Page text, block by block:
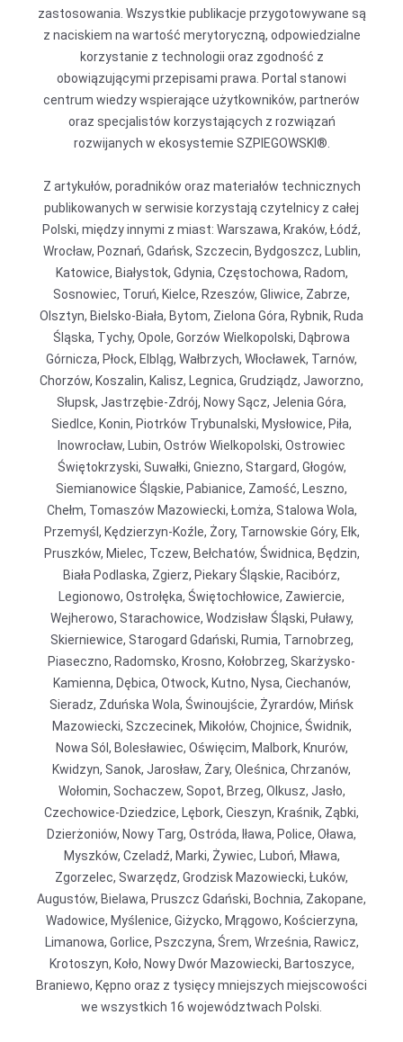
zastosowania. Wszystkie publikacje przygotowywane są
z naciskiem na wartość merytoryczną, odpowiedzialne
korzystanie z technologii oraz zgodność z
obowiązującymi przepisami prawa. Portal stanowi
centrum wiedzy wspierające użytkowników, partnerów
oraz specjalistów korzystających z rozwiązań
rozwijanych w ekosystemie SZPIEGOWSKI®.
Z artykułów, poradników oraz materiałów technicznych
publikowanych w serwisie korzystają czytelnicy z całej
Polski, między innymi z miast: Warszawa, Kraków, Łódź,
Wrocław, Poznań, Gdańsk, Szczecin, Bydgoszcz, Lublin,
Katowice, Białystok, Gdynia, Częstochowa, Radom,
Sosnowiec, Toruń, Kielce, Rzeszów, Gliwice, Zabrze,
Olsztyn, Bielsko-Biała, Bytom, Zielona Góra, Rybnik, Ruda
Śląska, Tychy, Opole, Gorzów Wielkopolski, Dąbrowa
Górnicza, Płock, Elbląg, Wałbrzych, Włocławek, Tarnów,
Chorzów, Koszalin, Kalisz, Legnica, Grudziądz, Jaworzno,
Słupsk, Jastrzębie-Zdrój, Nowy Sącz, Jelenia Góra,
Siedlce, Konin, Piotrków Trybunalski, Mysłowice, Piła,
Inowrocław, Lubin, Ostrów Wielkopolski, Ostrowiec
Świętokrzyski, Suwałki, Gniezno, Stargard, Głogów,
Siemianowice Śląskie, Pabianice, Zamość, Leszno,
Chełm, Tomaszów Mazowiecki, Łomża, Stalowa Wola,
Przemyśl, Kędzierzyn-Koźle, Żory, Tarnowskie Góry, Ełk,
Pruszków, Mielec, Tczew, Bełchatów, Świdnica, Będzin,
Biała Podlaska, Zgierz, Piekary Śląskie, Racibórz,
Legionowo, Ostrołęka, Świętochłowice, Zawiercie,
Wejherowo, Starachowice, Wodzisław Śląski, Puławy,
Skierniewice, Starogard Gdański, Rumia, Tarnobrzeg,
Piaseczno, Radomsko, Krosno, Kołobrzeg, Skarżysko-
Kamienna, Dębica, Otwock, Kutno, Nysa, Ciechanów,
Sieradz, Zduńska Wola, Świnoujście, Żyrardów, Mińsk
Mazowiecki, Szczecinek, Mikołów, Chojnice, Świdnik,
Nowa Sól, Bolesławiec, Oświęcim, Malbork, Knurów,
Kwidzyn, Sanok, Jarosław, Żary, Oleśnica, Chrzanów,
Wołomin, Sochaczew, Sopot, Brzeg, Olkusz, Jasło,
Czechowice-Dziedzice, Lębork, Cieszyn, Kraśnik, Ząbki,
Dzierżoniów, Nowy Targ, Ostróda, Iława, Police, Oława,
Myszków, Czeladź, Marki, Żywiec, Luboń, Mława,
Zgorzelec, Swarzędz, Grodzisk Mazowiecki, Łuków,
Augustów, Bielawa, Pruszcz Gdański, Bochnia, Zakopane,
Wadowice, Myślenice, Giżycko, Mrągowo, Kościerzyna,
Limanowa, Gorlice, Pszczyna, Śrem, Września, Rawicz,
Krotoszyn, Koło, Nowy Dwór Mazowiecki, Bartoszyce,
Braniewo, Kępno oraz z tysięcy mniejszych miejscowości
we wszystkich 16 województwach Polski.